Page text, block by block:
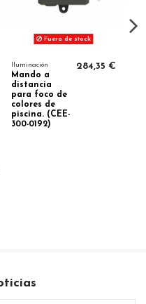
Fuera de stock
Iluminación
Mando a
distancia
para foco de
colores de
piscina. (CEE-
300-0192)
284,35 €